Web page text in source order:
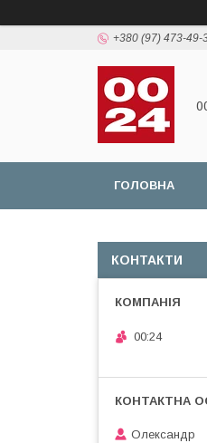
+380 (97) 473-49-
ГОЛОВНА
КОНТАКТИ
00:24
Олександр